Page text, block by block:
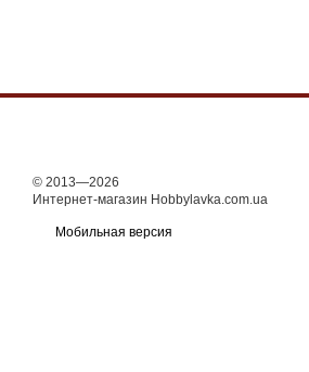
© 2013—2026
Интернет-магазин Hobbylavka.com.ua
Мобильная версия